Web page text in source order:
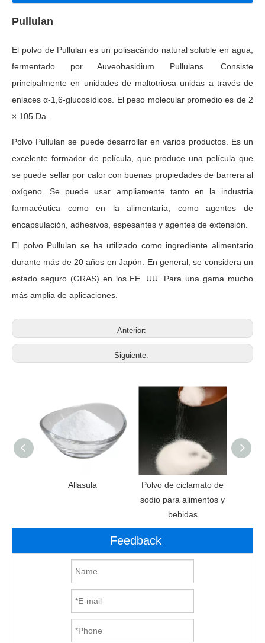
Pullulan
El polvo de Pullulan es un polisacárido natural soluble en agua,
fermentado por Auveobasidium Pullulans. Consiste
principalmente en unidades de maltotriosa unidas a través de
enlaces α-1,6-glucosídicos. El peso molecular promedio es de 2
× 105 Da.
Polvo Pullulan se puede desarrollar en varios productos. Es un
excelente formador de película, que produce una película que
se puede sellar por calor con buenas propiedades de barrera al
oxígeno. Se puede usar ampliamente tanto en la industria
farmacéutica como en la alimentaria, como agentes de
encapsulación, adhesivos, espesantes y agentes de extensión.
El polvo Pullulan se ha utilizado como ingrediente alimentario
durante más de 20 años en Japón. En general, se considera un
estado seguro (GRAS) en los EE. UU. Para una gama mucho
más amplia de aplicaciones.
Anterior:
Siguiente:
Allasula
Polvo de ciclamato de
sodio para alimentos y
bebidas
Feedback